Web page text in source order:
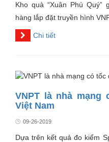
Kho quà “Xuân Phú
hàng lắp đặt truyền hình
Chi tiết
VNPT là nhà mạng
Việt Nam
09-26-2019
Dựa trên kết quả đo kiểm